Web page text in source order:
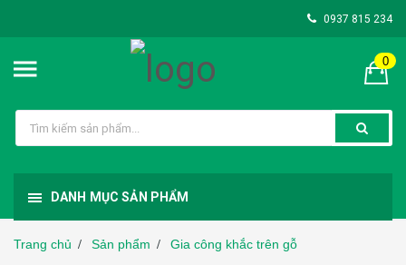
0937 815 234
0
DANH MỤC SẢN PHẨM
Trang chủ / Sản phẩm / Gia công khắc trên gỗ